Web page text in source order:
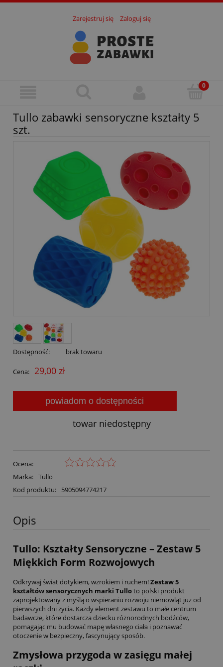
Zarejestruj się Zaloguj się
Tullo zabawki sensoryczne kształty 5
szt.
Dostępność: brak towaru
Cena: 29,00 zł
powiadom o dostępności
towar niedostępny
Ocena:
Marka: Tullo
Kod produktu:
5905094774217
Opis
Tullo: Kształty Sensoryczne – Zestaw 5
Miękkich Form Rozwojowych
Odkrywaj świat dotykiem, wzrokiem i ruchem!Zestaw 5
kształtów sensorycznych marki Tulloto polski produkt
zaprojektowany z myślą o wspieraniu rozwoju niemowląt już od
pierwszych dni życia. Każdy element zestawu to małe centrum
badawcze, które dostarcza dziecku różnorodnych bodźców,
pomagając mu budować mapę własnego ciała i poznawać
otoczenie w bezpieczny, fascynujący sposób.
Zmysłowa przygoda w zasięgu małej